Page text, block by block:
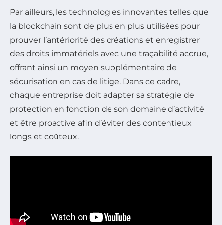
Par ailleurs, les technologies innovantes telles que
la blockchain sont de plus en plus utilisées pour
prouver l’antériorité des créations et enregistrer
des droits immatériels avec une traçabilité accrue,
offrant ainsi un moyen supplémentaire de
sécurisation en cas de litige. Dans ce cadre,
chaque entreprise doit adapter sa stratégie de
protection en fonction de son domaine d’activité
et être proactive afin d’éviter des contentieux
longs et coûteux.